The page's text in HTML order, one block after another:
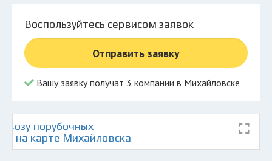
Воспользуйтесь сервисом заявок
Отправить заявку
Вашу заявку получат 3 компании в Михайловске
порубочных
на карте Михайловска